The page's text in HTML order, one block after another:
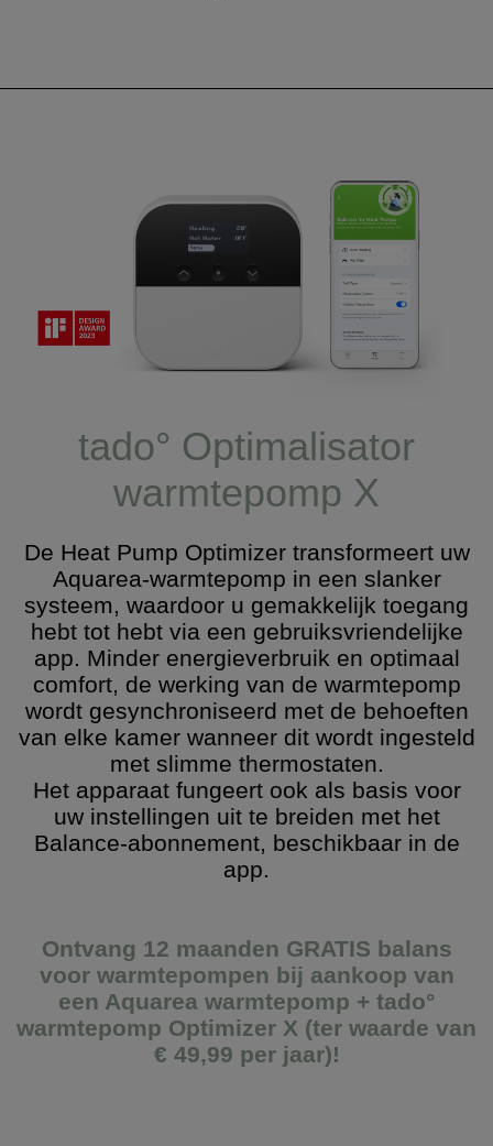
tado° Optimalisator
warmtepomp X
De Heat Pump Optimizer transformeert uw
Aquarea-warmtepomp in een slanker
systeem, waardoor u gemakkelijk toegang
hebt tot hebt via een gebruiksvriendelijke
app. Minder energieverbruik en optimaal
comfort, de werking van de warmtepomp
wordt gesynchroniseerd met de behoeften
van elke kamer wanneer dit wordt ingesteld
met slimme thermostaten.
Het apparaat fungeert ook als basis voor
uw instellingen uit te breiden met het
Balance-abonnement, beschikbaar in de
app.
Ontvang 12 maanden GRATIS balans
voor warmtepompen bij aankoop van
een Aquarea warmtepomp + tado°
warmtepomp Optimizer X (ter waarde van
€ 49,99 per jaar)!